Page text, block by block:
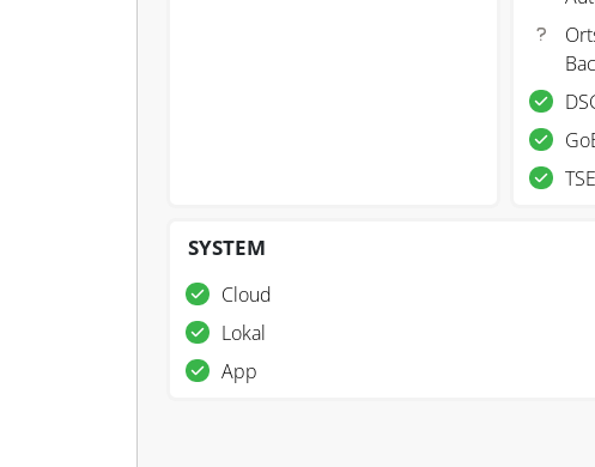
SYSTEM
Cloud
Lokal
App